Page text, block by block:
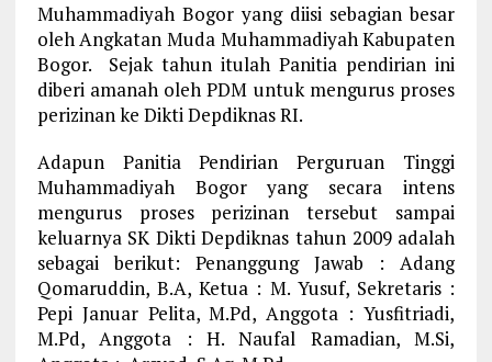
Muhammadiyah Bogor yang diisi sebagian besar
oleh Angkatan Muda Muhammadiyah Kabupaten
Bogor. Sejak tahun itulah Panitia pendirian ini
diberi amanah oleh PDM untuk mengurus proses
perizinan ke Dikti Depdiknas RI.
Adapun Panitia Pendirian Perguruan Tinggi
Muhammadiyah Bogor yang secara intens
mengurus proses perizinan tersebut sampai
keluarnya SK Dikti Depdiknas tahun 2009 adalah
sebagai berikut: Penanggung Jawab : Adang
Qomaruddin, B.A, Ketua : M. Yusuf, Sekretaris :
Pepi Januar Pelita, M.Pd, Anggota : Yusfitriadi,
M.Pd, Anggota : H. Naufal Ramadian, M.Si,